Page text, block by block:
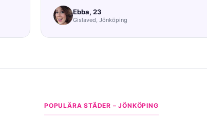
Ebba, 23
Gislaved, Jönköping
POPULÄRA STÄDER – JÖNKÖPING